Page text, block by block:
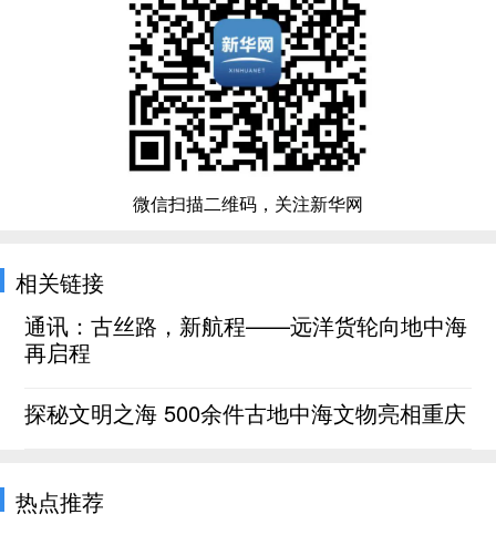
微信扫描二维码，关注新华网
相关链接
通讯：古丝路，新航程——远洋货轮向地中海
再启程
探秘文明之海 500余件古地中海文物亮相重庆
热点推荐